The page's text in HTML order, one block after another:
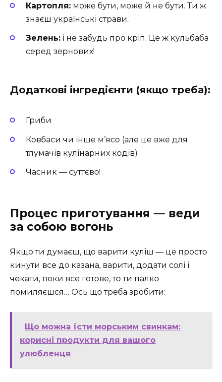
Картопля: може бути, може й не бути. Ти ж
знаєш українські страви.
Зелень: і не забудь про кріп. Це ж кульбаба
серед зернових!
Додаткові інгредієнти (якщо треба):
Гриби
Ковбаси чи інше м’ясо (але це вже для
тлумачів кулінарних кодів)
Часник — суттєво!
Процес приготування — веди
за собою вогонь
Якщо ти думаєш, що варити куліш — це просто
кинути все до казана, варити, додати солі і
чекати, поки все готове, то ти палко
помиляєшся… Ось що треба зробити:
Що можна їсти морським свинкам:
корисні продукти для вашого
улюбленця